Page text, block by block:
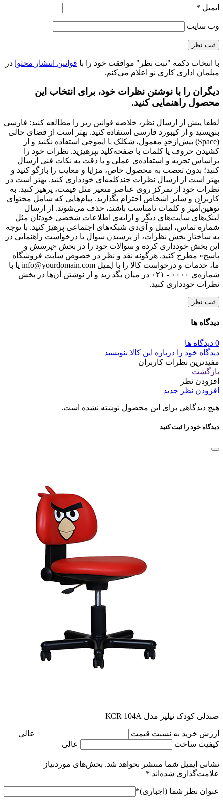
ایمیل *
وب‌ سایت
با انتخاب دکمه "ثبت نظر" موافقت خود را با قوانین انتشار محتوا در
مبلمان اداری کاری نو اعلام می‌کنم.
دیگران را با نوشتن نظرات خود، برای انتخاب این
محصول راهنمایی کنید.
لطفا پیش از ارسال نظر، خلاصه قوانین زیر را مطالعه کنید: فارسی
بنویسید و از کیبورد فارسی استفاده کنید. بهتر است از فضای خالی
(Space) بیش‌از‌حدِ معمول، شکلک یا ایموجی استفاده نکنید و از
کشیدن حروف یا کلمات با صفحه‌کلید بپرهیزید. نظرات خود را
براساس تجربه و استفاده‌ی عملی و با دقت به نکات فنی ارسال
کنید؛ بدون تعصب به محصول خاص، مزایا و معایب را بازگو کنید و
بهتر است از ارسال نظرات چندکلمه‌‌ای خودداری کنید. بهتر است در
نظرات خود از تمرکز روی عناصر متغیر مثل قیمت، پرهیز کنید. به
کاربران و سایر اشخاص احترام بگذارید. پیام‌هایی که شامل محتوای
توهین‌آمیز و کلمات نامناسب باشند، حذف می‌شوند. از ارسال
لینک‌های سایت‌های دیگر و ارایه‌ی اطلاعات شخصی خودتان مثل
شماره تماس، ایمیل و آی‌دی شبکه‌های اجتماعی پرهیز کنید. با توجه
به ساختار بخش نظرات، از پرسیدن سوال یا درخواست راهنمایی در
این بخش خودداری کرده و سوالات خود را در بخش «پرسش و
پاسخ» مطرح کنید. هرگونه نقد و نظر در خصوص سایت فروشگاه
ما، خدمات و درخواست کالا را با ایمیل info@yourdomain.com یا با
شماره‌ی ۰۰۰۰ - ۰۲۱ در میان بگذارید و از نوشتن آن‌ها در بخش
نظرات خودداری کنید.
ثبت نظر
دیدگاه ها
0 دیدگاه ها
دیدگاه خود را درباره این کالا بنویسید
مفیدترین نظرات کاربران
بازگشت
افزودن نظر
افزودن نظر جدید
هیچ دیدگاهی برای این محصول نوشته نشده است.
دیدگاه خود را ثبت کنید
صندلی کودک نیلپر مدل KCR 104A
ارزش خرید به نسبت قیمت
عالی
کیفیت ساخت
عالی
نشانی ایمیل شما منتشر نخواهد شد. بخش‌های موردنیاز
علامت‌گذاری شده‌اند *
عنوان نظر شما (اجباری)*